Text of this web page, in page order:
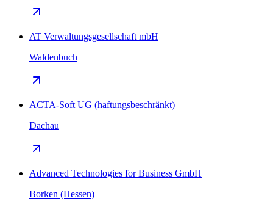
AT Verwaltungsgesellschaft mbH
Waldenbuch
ACTA-Soft UG (haftungsbeschränkt)
Dachau
Advanced Technologies for Business GmbH
Borken (Hessen)